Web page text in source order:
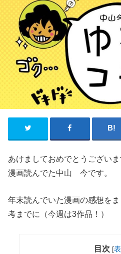
あけましておめでとうござい
漫画読んでた中山 今です。
年末読んでいた漫画の感想を
考までに（今週は3作品！）
目次 [